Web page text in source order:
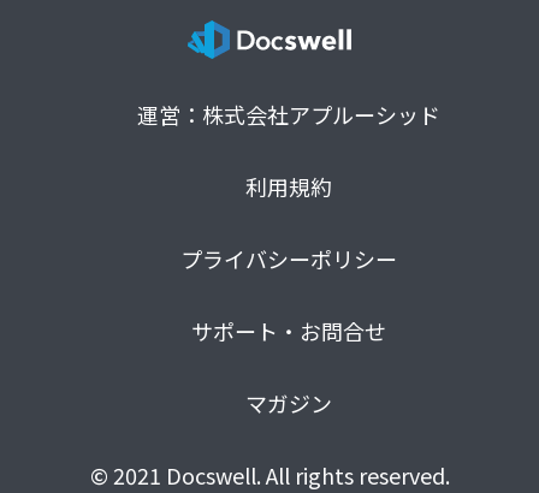
運営：株式会社アプルーシッド
利用規約
プライバシーポリシー
サポート・お問合せ
マガジン
© 2021 Docswell. All rights reserved.